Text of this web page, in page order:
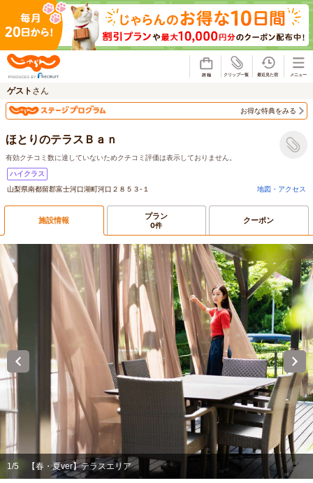
ゲスト さん
お得な特典をみる
ほとりのテラスＢａｎ
有効クチコミ数に達していないためクチコミ評価は表示しておりません。
ハイクラス
山梨県南都留郡富士河口湖町河口２８５３‐１
地図・アクセス
施設情報 プラン
0件 クーポン
1/5 【春・夏ver】テラスエリア